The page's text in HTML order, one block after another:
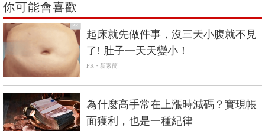
你可能會喜歡
PR
起床就先做件事，沒三天小腹就不見
了! 肚子一天天變小！
PR・新素簡
為什麼高手常在上漲時減碼？實現帳
面獲利，也是一種紀律